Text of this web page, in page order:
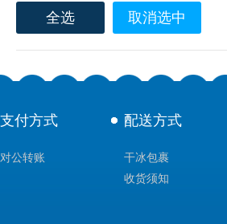
全选 取消选中
支付方式
对公转账
配送方式
干冰包裹
收货须知